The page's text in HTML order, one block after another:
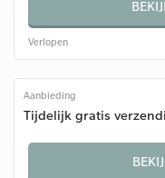
Verlopen
Aanbieding
Tijdelijk gratis